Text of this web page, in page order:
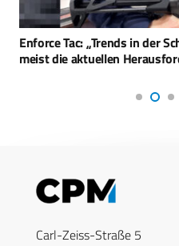
Enforce Tac: „Trends in der
meist die aktuellen
Carl-Zeiss-Straße 5